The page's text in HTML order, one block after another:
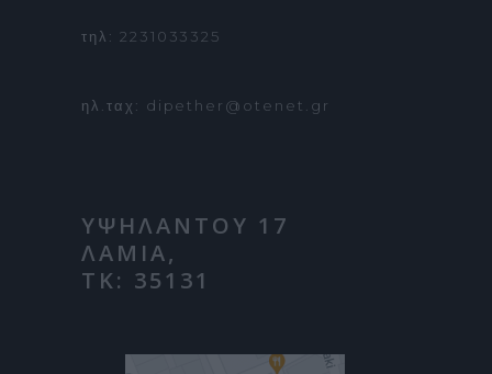
τηλ: 2231033325
ηλ.ταχ: dipether@otenet.gr
ΥΨΗΛΑΝΤΟΥ 17
ΛΑΜΙΑ,
ΤΚ: 35131